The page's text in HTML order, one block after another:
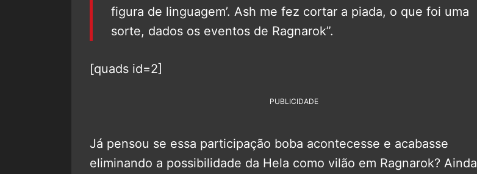
figura de linguagem’. Ash me fez cortar a piada, o que foi uma
sorte, dados os eventos de Ragnarok”.
[quads id=2]
PUBLICIDADE
Já pensou se essa participação boba acontecesse e acabasse
eliminando a possibilidade da Hela como vilão em Ragnarok? Ainda